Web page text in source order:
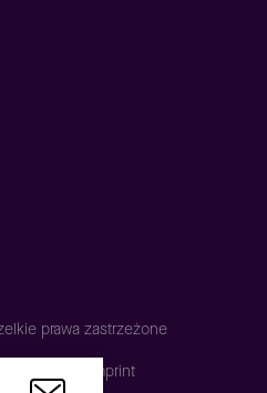
prawa zastrzeżone
cookies Imprint